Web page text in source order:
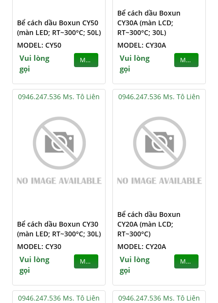
Bể cách dầu Boxun CY50
(màn LED; RT~300°C; 50L)
MODEL: CY50
Vui lòng
gọi
MUA
Bể cách dầu Boxun
CY30A (màn LCD;
RT~300°C; 30L)
MODEL: CY30A
Vui lòng
gọi
MUA
0946.247.536 Ms. Tô Liên
Bể cách dầu Boxun CY30
(màn LED; RT~300°C; 30L)
MODEL: CY30
Vui lòng
gọi
MUA
0946.247.536 Ms. Tô Liên
Bể cách dầu Boxun
CY20A (màn LCD;
RT~300°C)
MODEL: CY20A
Vui lòng
gọi
MUA
0946.247.536 Ms. Tô Liên 0946.247.536 Ms. Tô Liên